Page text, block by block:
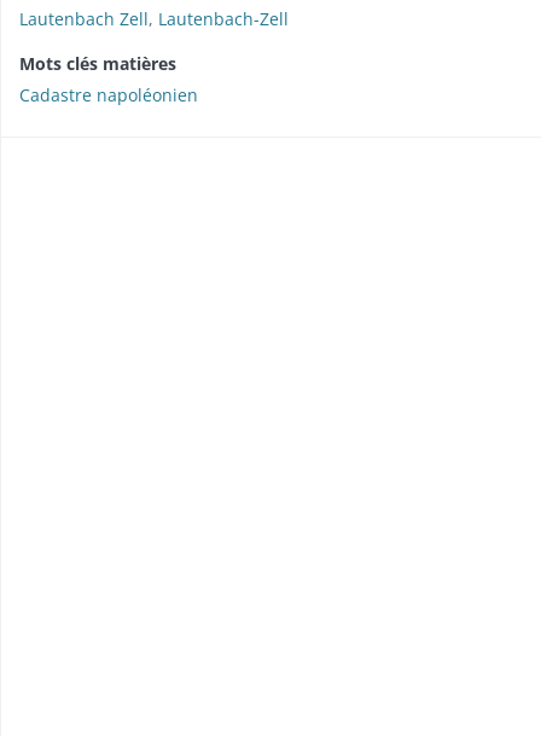
Lautenbach Zell, Lautenbach-Zell
Mots clés matières
Cadastre napoléonien